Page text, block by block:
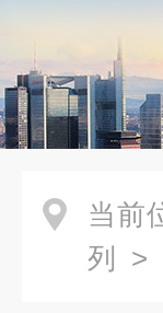
当前
列
>